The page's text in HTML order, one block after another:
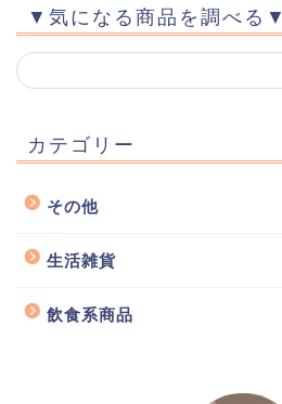
▼気になる商品を調べる▼
カテゴリー
その他
生活雑貨
飲食系商品